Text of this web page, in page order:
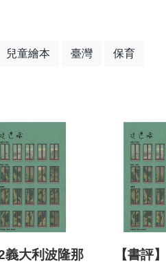
兒童繪本 臺灣 保育
義大利波隆那
【書評